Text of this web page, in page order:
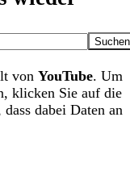
von YouTube. Um
klicken Sie auf die
dabei Daten an